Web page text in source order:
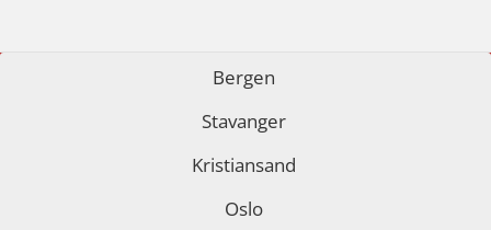
GWO: BST – Onshore (Blended: e-
learning practical) (RBSBLE002)
GWO: BST Refresher – Offshore
(Blended with Adaptive e-learning +
Fallsikring (FAR108)
GOC sertifikat grunnleggende
(GMDSS) (MRC101)
GOC sertifikat repetisjon (GMDSS)
Bergen
Stavanger
Kristiansand
Oslo